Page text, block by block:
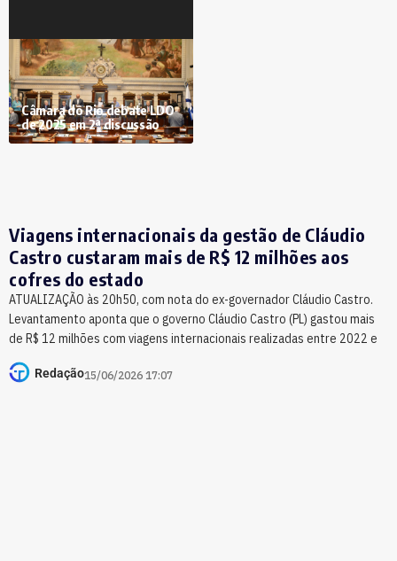
Câmara do Rio debate LDO
de 2025 em 2ª discussão
Viagens internacionais da gestão de Cláudio
Castro custaram mais de R$ 12 milhões aos
cofres do estado
ATUALIZAÇÃO às 20h50, com nota do ex-governador Cláudio Castro.
Levantamento aponta que o governo Cláudio Castro (PL) gastou mais
de R$ 12 milhões com viagens internacionais realizadas entre 2022 e
Redação15/06/2026 17:07